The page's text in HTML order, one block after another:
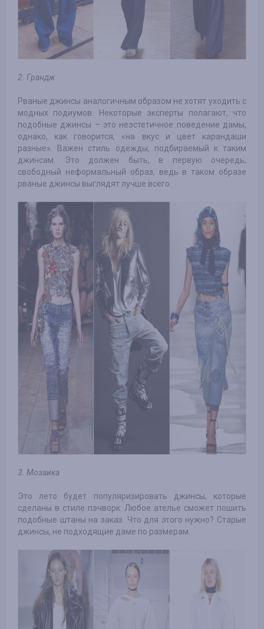
2. Грандж
Рваные джинсы аналогичным образом не хотят уходить с
модных подиумов. Некоторые эксперты полагают, что
подобные джинсы – это неэстетичное поведение дамы,
однако, как говорится, «на вкус и цвет карандаши
разные». Важен стиль одежды, подбираемый к таким
джинсам. Это должен быть, в первую очередь,
свободный неформальный образ, ведь в таком образе
рваные джинсы выглядят лучше всего.
3. Мозаика
Это лето будет популяризировать джинсы, которые
сделаны в стиле пэчворк. Любое ателье сможет пошить
подобные штаны на заказ. Что для этого нужно? Старые
джинсы, не подходящие даме по размерам.